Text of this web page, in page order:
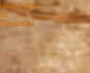
Seiten
Pawlowski